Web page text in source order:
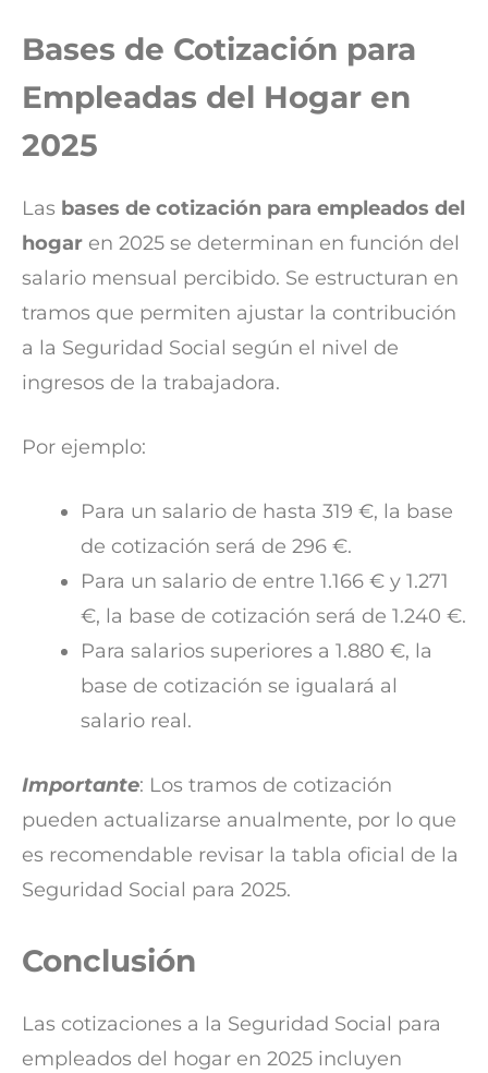
Bases de Cotización para
Empleadas del Hogar en
2025
Las bases de cotización para empleados del
hogar en 2025 se determinan en función del
salario mensual percibido. Se estructuran en
tramos que permiten ajustar la contribución
a la Seguridad Social según el nivel de
ingresos de la trabajadora.
Por ejemplo:
Para un salario de hasta 319 €, la base
de cotización será de 296 €.
Para un salario de entre 1.166 € y 1.271
€, la base de cotización será de 1.240 €.
Para salarios superiores a 1.880 €, la
base de cotización se igualará al
salario real.
Importante: Los tramos de cotización
pueden actualizarse anualmente, por lo que
es recomendable revisar la tabla oficial de la
Seguridad Social para 2025.
Conclusión
Las cotizaciones a la Seguridad Social para
empleados del hogar en 2025 incluyen